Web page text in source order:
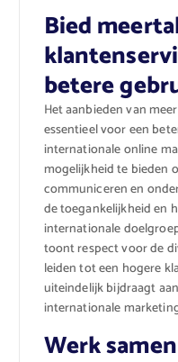
Bied
betere
Het aanbieden van
essentieel voor een
internationale online
mogelijkheid te bieden
communiceren en
de toegankelijkheid en
internationale
toont respect voor de
leiden tot een hogere
uiteindelijk bijdraagt
internationale
Werk